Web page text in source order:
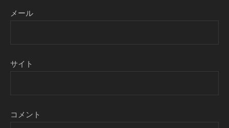
メール
サイト
コメント